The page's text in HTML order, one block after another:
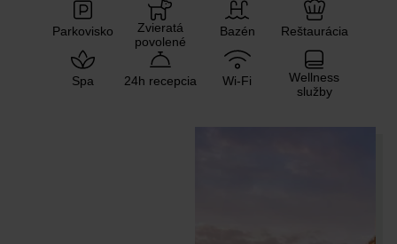
Parkovisko
Zvieratá
povolené
Bazén Reštaurácia
Spa 24h recepcia Wi-Fi
Wellness
služby